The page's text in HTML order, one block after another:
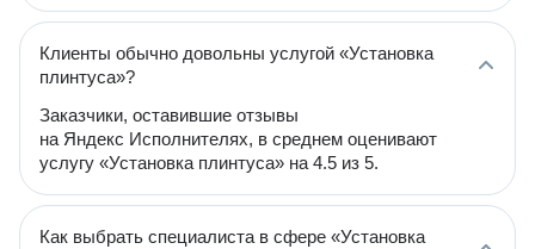
Клиенты обычно довольны услугой «Установка
плинтуса»?
Заказчики, оставившие отзывы
на Яндекс Исполнителях, в среднем оценивают
услугу «Установка плинтуса» на 4.5 из 5.
Как выбрать специалиста в сфере «Установка